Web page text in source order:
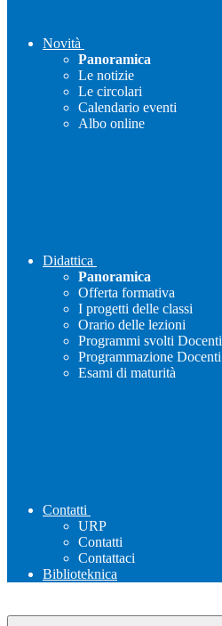
Novità
Panoramica
Le notizie
Le circolari
Calendario eventi
Albo online
Didattica
Panoramica
Offerta formativa
I progetti delle classi
Orario delle lezioni
Programmi svolti Docenti
Programmazione Docenti
Esami di maturità
Contatti
URP
Contatti
Contattaci
Biblioteknica